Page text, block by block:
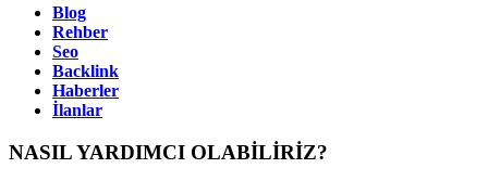
Blog
Rehber
Seo
Backlink
Haberler
İlanlar
NASIL YARDIMCI OLABİLİRİZ?